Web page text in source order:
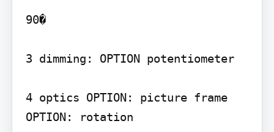
90�
3 dimming: OPTION potentiometer
4 optics OPTION: picture frame
OPTION: rotation